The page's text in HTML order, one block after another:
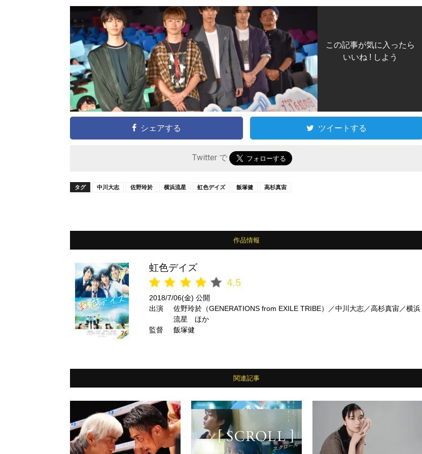
この記事が気に入ったら
いいね ! しよう
シェアする ツイートする
Twitter で
タグ 中川大志 佐野玲於 横浜流星 虹色デイズ 飯塚健 高杉真宙
作品情報
虹色デイズ
4.5
2018/7/06(金) 公開
出演
佐野玲於（GENERATIONS from EXILE TRIBE）／中川大志／高杉真宙／横浜
流星 ほか
監督
飯塚健
関連記事